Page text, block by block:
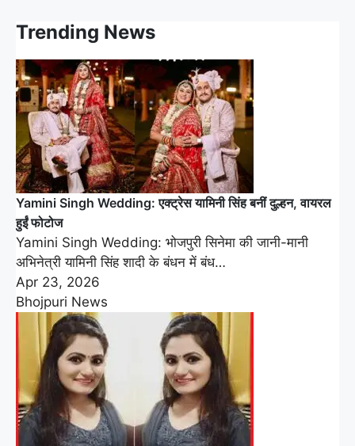
Trending News
Yamini Singh Wedding: एक्ट्रेस यामिनी सिंह बनीं दुल्हन, वायरल
हुईं फोटोज
Yamini Singh Wedding: भोजपुरी सिनेमा की जानी-मानी
अभिनेत्री यामिनी सिंह शादी के बंधन में बंध…
Apr 23, 2026
Bhojpuri News